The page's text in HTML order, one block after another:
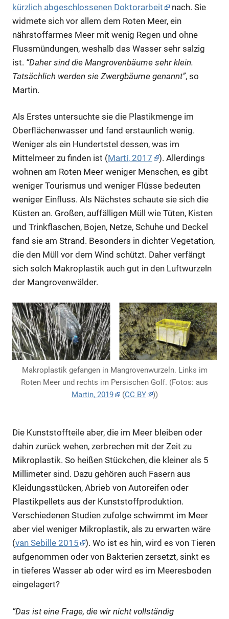
kürzlich abgeschlossenen Doktorarbeit
nach. Sie
widmete sich vor allem dem Roten Meer, ein
nährstoffarmes Meer mit wenig Regen und ohne
Flussmündungen, weshalb das Wasser sehr salzig
ist. “Daher sind die Mangrovenbäume sehr klein.
Tatsächlich werden sie Zwergbäume genannt”, so
Martin.
Als Erstes untersuchte sie die Plastikmenge im
Oberflächenwasser und fand erstaunlich wenig.
Weniger als ein Hundertstel dessen, was im
Mittelmeer zu finden ist (Martí, 2017
). Allerdings
wohnen am Roten Meer weniger Menschen, es gibt
weniger Tourismus und weniger Flüsse bedeuten
weniger Einfluss. Als Nächstes schaute sie sich die
Küsten an. Großen, auffälligen Müll wie Tüten, Kisten
und Trinkflaschen, Bojen, Netze, Schuhe und Deckel
fand sie am Strand. Besonders in dichter Vegetation,
die den Müll vor dem Wind schützt. Daher verfängt
sich solch Makroplastik auch gut in den Luftwurzeln
der Mangrovenwälder.
Makroplastik gefangen in Mangrovenwurzeln. Links im
Roten Meer und rechts im Persischen Golf. (Fotos: aus
Martin, 2019
(CC BY ))
Die Kunststoffteile aber, die im Meer bleiben oder
dahin zurück wehen, zerbrechen mit der Zeit zu
Mikroplastik. So heißen Stückchen, die kleiner als 5
Millimeter sind. Dazu gehören auch Fasern aus
Kleidungsstücken, Abrieb von Autoreifen oder
Plastikpellets aus der Kunststoffproduktion.
Verschiedenen Studien zufolge schwimmt im Meer
aber viel weniger Mikroplastik, als zu erwarten wäre
(van Sebille 2015
). Wo ist es hin, wird es von Tieren
aufgenommen oder von Bakterien zersetzt, sinkt es
in tieferes Wasser ab oder wird es im Meeresboden
eingelagert?
“Das ist eine Frage, die wir nicht vollständig